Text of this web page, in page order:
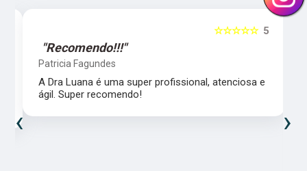
5
☆☆☆☆☆
"Recomendo!!!"
Patricia Fagundes
A Dra Luana é uma super profissional, atenciosa e
ágil. Super recomendo!
‹ ›